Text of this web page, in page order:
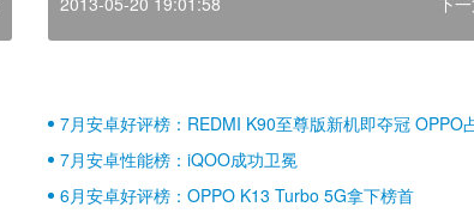
7月安卓好评榜：REDMI K90至尊版新机即夺冠 OPPO
壁江山
7月安卓性能榜：iQOO成功卫冕
6月安卓好评榜：OPPO K13 Turbo 5G拿下榜首